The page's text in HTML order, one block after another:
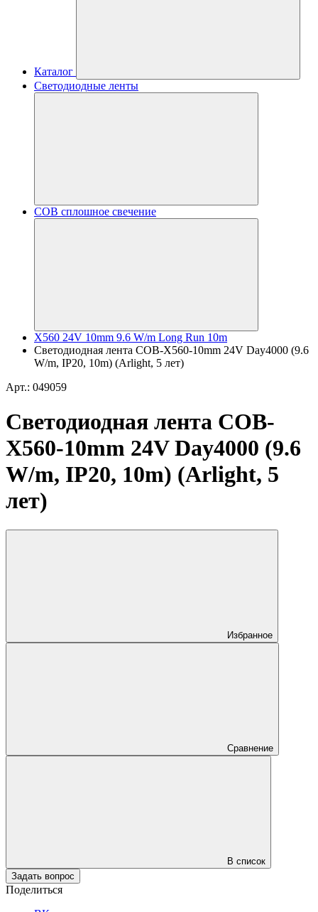
Каталог
Светодиодные ленты
COB сплошное свечение
X560 24V 10mm 9.6 W/m Long Run 10m
Светодиодная лента COB-X560-10mm 24V Day4000 (9.6
W/m, IP20, 10m) (Arlight, 5 лет)
Арт.: 049059
Светодиодная лента COB-
X560-10mm 24V Day4000 (9.6
W/m, IP20, 10m) (Arlight, 5
лет)
Избранное
Сравнение
В список
Задать вопрос
Поделиться